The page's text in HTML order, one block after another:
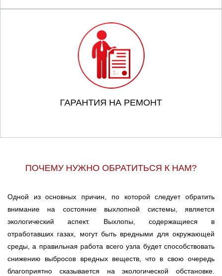
ГАРАНТИЯ НА РЕМОНТ
ПОЧЕМУ НУЖНО ОБРАТИТЬСЯ К НАМ?
Одной из основных причин, по которой следует обратить
внимание на состояние выхлопной системы, является
экологический аспект. Выхлопы, содержащиеся в
отработавших газах, могут быть вредными для окружающей
среды, а правильная работа всего узла будет способствовать
снижению выбросов вредных веществ, что в свою очередь
благоприятно сказывается на экологической обстановке.